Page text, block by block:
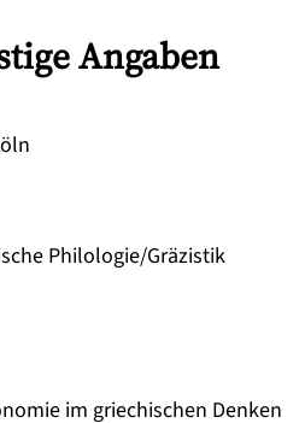
Angaben
Philologie/Gräzistik
im griechischen Denken